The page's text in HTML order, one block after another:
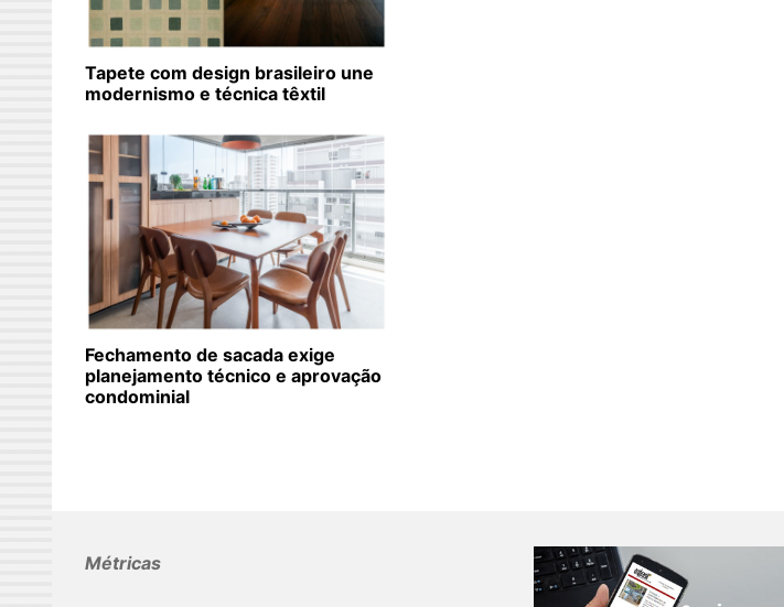
Tapete com design brasileiro une
modernismo e técnica têxtil
Fechamento de sacada exige
planejamento técnico e aprovação
condominial
Métricas